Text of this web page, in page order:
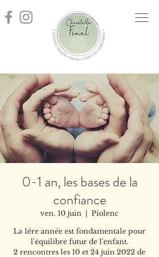
0-1 an, les bases de la
confiance
ven. 10 juin
  |
Piolenc
La 1ère année est fondamentale pour
l'équilibre futur de l'enfant.
2 rencontres les 10 et 24 juin 2022 de